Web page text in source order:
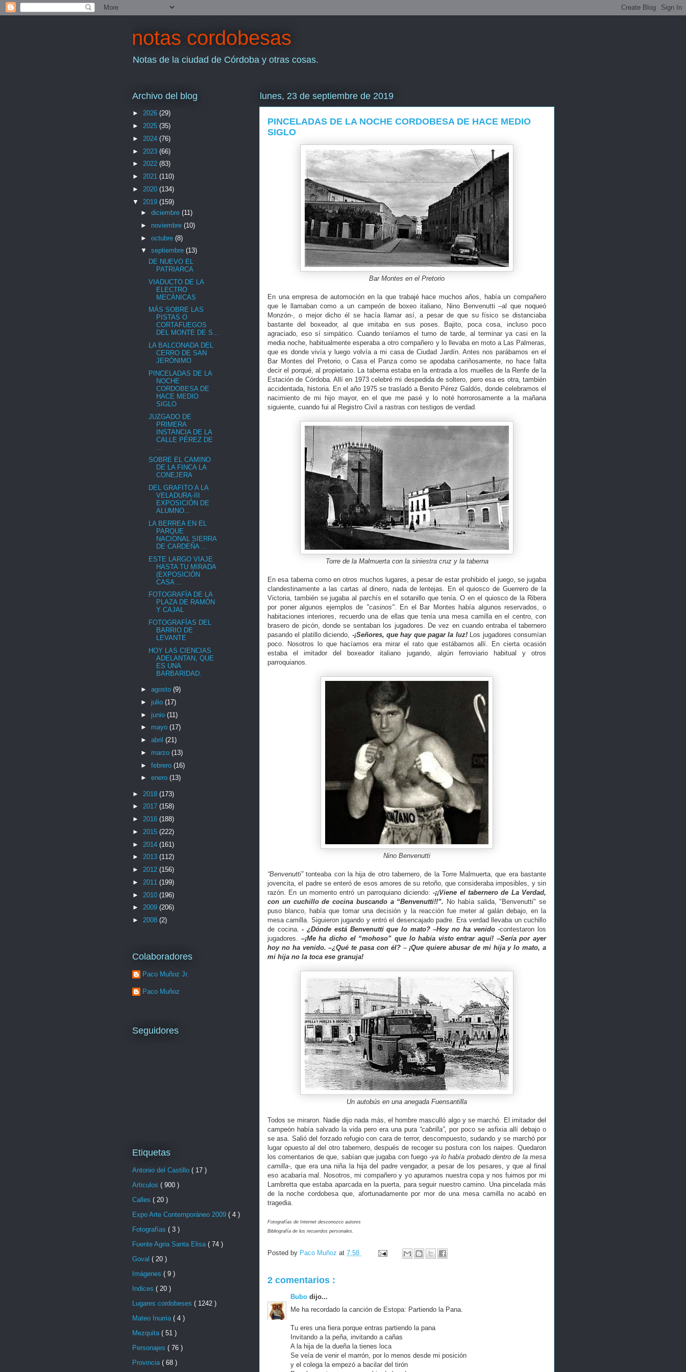
notas cordobesas
Notas de la ciudad de Córdoba y otras cosas.
lunes, 23 de septiembre de 2019
PINCELADAS DE LA NOCHE CORDOBESA DE HACE MEDIO
SIGLO
Bar Montes en el Pretorio
En una empresa de automoción en la que trabajé hace muchos años, había un compañero
que le llamaban como a un campeón de boxeo italiano, Nino Benvenutti –al que noqueó
Monzón-, o mejor dicho él se hacía llamar así, a pesar de que su físico se distanciaba
bastante del boxeador, al que imitaba en sus poses. Bajito, poca cosa, incluso poco
agraciado, eso sí simpático. Cuando teníamos el turno de tarde, al terminar ya casi en la
media noche, habitualmente esperaba a otro compañero y lo llevaba en moto a Las Palmeras,
que es donde vivía y luego volvía a mi casa de Ciudad Jardín. Antes nos parábamos en el
Bar Montes del Pretorio, o Casa el Panza como se apodaba cariñosamente, no hace falta
decir el porqué, al propietario. La taberna estaba en la entrada a los muelles de la Renfe de la
Estación de Córdoba. Allí en 1973 celebré mi despedida de soltero, pero esa es otra, también
accidentada, historia. En el año 1975 se trasladó a Benito Pérez Galdós, donde celebramos el
nacimiento de mi hijo mayor, en el que me pasé y lo noté horrorosamente a la mañana
siguiente, cuando fui al Registro Civil a rastras con testigos de verdad.
Torre de la Malmuerta con la siniestra cruz y la taberna
En esa taberna como en otros muchos lugares, a pesar de estar prohibido el juego, se jugaba
clandestinamente a las cartas al dinero, nada de lentejas. En el quiosco de Guerrero de la
Victoria, también se jugaba al parchís en el sotanillo que tenía. O en el quiosco de la Ribera
por poner algunos ejemplos de "casinos".
En el Bar Montes había algunos reservados, o
habitaciones interiores, recuerdo una de ellas que tenía una mesa camilla en el centro, con
brasero de picón, donde se sentaban los jugadores. De vez en cuando entraba el tabernero
pasando el platillo diciendo, -¡Señores, que hay que pagar la luz! Los jugadores consumían
poco. Nosotros lo que hacíamos era mirar el rato que estábamos allí. En cierta ocasión
estaba el imitador del boxeador italiano jugando, algún ferroviario habitual y otros
parroquianos.
Nino Benvenutti
“Benvenutti”tonteaba con la hija de otro tabernero, de la Torre Malmuerta, que era bastante
jovencita, el padre se enteró de esos amores de su retoño, que consideraba imposibles, y sin
razón. En un momento entró un parroquiano diciendo:-¡¡Viene el tabernero de La Verdad,
con un cuchillo de cocina buscando a “Benvenutti!!”. No había salida, "Benvenutti" se
puso blanco, había que tomar una decisión y la reacción fue meter al galán debajo, en la
mesa camilla. Siguieron jugando y entró el desencajado padre. Era verdad llevaba un cuchillo
de cocina.- ¿Dónde está Benvenutti que lo mato? –Hoy no ha venido-contestaron los
jugadores. –¡Me ha dicho el “mohoso” que lo había visto entrar aquí! –Sería por ayer
hoy no ha venido. –¿Qué te pasa con él?–¡Que quiere abusar de mi hija y lo mato, a
mi hija no la toca ese granuja!
Un autobús en una anegada Fuensantilla
Todos se miraron. Nadie dijo nada más, el hombre masculló algo y se marchó. El imitador del
campeón había salvado la vida pero era una pura “cabrilla”, por poco se asfixia allí debajo o
se asa. Salió del forzado refugio con cara de terror, descompuesto, sudando y se marchó por
lugar opuesto al del otro tabernero, después de recoger su postura con los naipes. Quedaron
los comentarios de que, sabían que jugaba con fuego-ya lo había probado dentro de la mesa
camilla-, que era una niña la hija del padre vengador, a pesar de los pesares, y que al final
eso acabaría mal. Nosotros, mi compañero y yo apuramos nuestra copa y nos fuimos por mi
Lambretta que estaba aparcada en la puerta, para seguir nuestro camino. Una pincelada más
de la noche cordobesa que, afortunadamente por mor de una mesa camilla no acabó en
tragedia.
Fotografías de Internet desconozco autores
Bibliografía de los recuerdos personales.
Posted by Paco Muñoz at 7:58
2 comentarios :
Bubo dijo...
Me ha recordado la canción de Estopa: Partiendo la Pana.
Tu eres una fiera porque entras partiendo la pana
Invitando a la peña, invitando a cañas
A la hija de la dueña la tienes loca
Se veía de venir el marrón, por lo menos desde mi posición
y el colega la empezó a bacilar del tirón
Archivo del blog
► 2026 (29)
► 2025 (35)
► 2024 (76)
► 2023 (66)
► 2022 (83)
► 2021 (110)
► 2020 (134)
▼ 2019 (159)
► diciembre (11)
► noviembre (10)
► octubre (8)
▼ septiembre (13)
DE NUEVO EL
PATRIARCA
VIADUCTO DE LA
ELECTRO
MECÁNICAS
MÁS SOBRE LAS
PISTAS O
CORTAFUEGOS
DEL MONTE DE S...
LA BALCONADA DEL
CERRO DE SAN
JERÓNIMO
PINCELADAS DE LA
NOCHE
CORDOBESA DE
HACE MEDIO
SIGLO
JUZGADO DE
PRIMERA
INSTANCIA DE LA
CALLE PÉREZ DE
SOBRE EL CAMINO
DE LA FINCA LA
CONEJERA
DEL GRAFITO A LA
VELADURA-III
EXPOSICIÓN DE
ALUMNO...
LA BERREA EN EL
PARQUE
NACIONAL SIERRA
DE CARDEÑA ...
ESTE LARGO VIAJE
HASTA TU MIRADA
(EXPOSICIÓN
CASA ...
FOTOGRAFÍA DE LA
PLAZA DE RAMÓN
Y CAJAL
FOTOGRAFÍAS DEL
BARRIO DE
LEVANTE
HOY LAS CIENCIAS
ADELANTAN, QUE
ES UNA
BARBARIDAD.
► agosto (9)
► julio (17)
► junio (11)
► mayo (17)
► abril (21)
► marzo (13)
► febrero (16)
► enero (13)
► 2018 (173)
► 2017 (158)
► 2016 (188)
► 2015 (222)
► 2014 (161)
► 2013 (112)
► 2012 (156)
► 2011 (199)
► 2010 (196)
► 2009 (206)
► 2008 (2)
Colaboradores
Paco Muñoz Jr.
Paco Muñoz
Seguidores
Etiquetas
Antonio del Castillo ( 17 )
Articulos ( 900 )
Calles ( 20 )
Expo Arte Contemporáneo 2009 ( 4 )
Fotografías ( 3 )
Fuente Agria Santa Elisa ( 74 )
Goval ( 20 )
Imágenes ( 9 )
Indices ( 20 )
Lugares cordobeses ( 1242 )
Mateo Inurria ( 4 )
Mezquita ( 51 )
Personajes ( 76 )
Provincia ( 68 )